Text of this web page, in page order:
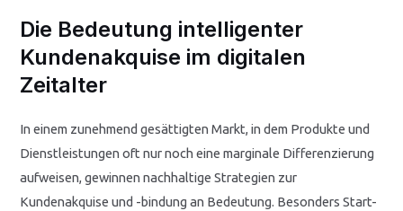
Die Bedeutung intelligenter
Kundenakquise im digitalen
Zeitalter
In einem zunehmend gesättigten Markt, in dem Produkte und
Dienstleistungen oft nur noch eine marginale Differenzierung
aufweisen, gewinnen nachhaltige Strategien zur
Kundenakquise und -bindung an Bedeutung. Besonders Start-